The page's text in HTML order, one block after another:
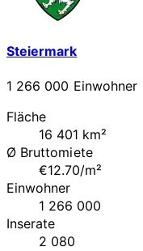
Steiermark
1 266 000 Einwohner
Fläche
16 401 km²
Ø Bruttomiete
€12.70/m²
Einwohner
1 266 000
Inserate
2 080